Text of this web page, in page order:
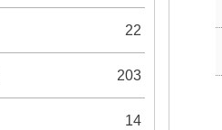
22
203
14